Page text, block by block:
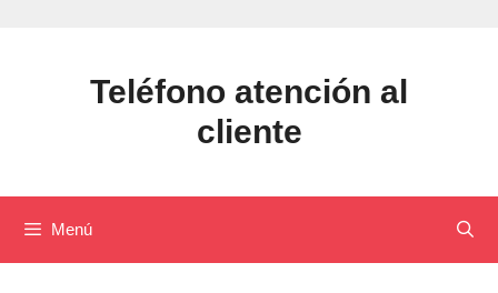
Teléfono atención al
cliente
Menú